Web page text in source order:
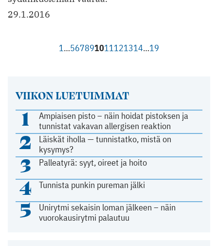
29.1.2016
1…567891011121314…19
VIIKON LUETUIMMAT
1
Ampiaisen pisto – näin hoidat pistoksen ja
tunnistat vakavan allergisen reaktion
2
Läiskät iholla — tunnistatko, mistä on
kysymys?
3 Palleatyrä: syyt, oireet ja hoito
4 Tunnista punkin pureman jälki
5
Unirytmi sekaisin loman jälkeen – näin
vuorokausirytmi palautuu